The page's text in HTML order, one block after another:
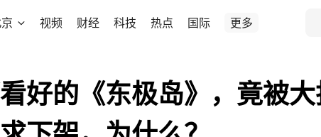
视频 财经 科技 热点 国际 更多
好的《东极岛》，竟被